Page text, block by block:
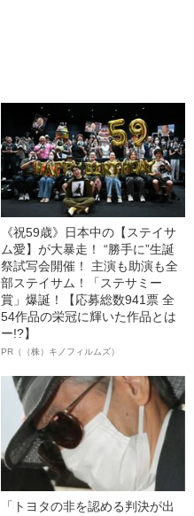
《祝59歳》日本中の【ステイサ
ム愛】が大暴走！ “勝手に”生誕
祭試写会開催！ 主演も助演も全
部ステイサム！「ステサミー
賞」爆誕！【応募総数941票 全
54作品の栄冠に輝いた作品とは
ー!?】
PR（（株）キノフィルムズ）
「トヨタの非を認める判決が出